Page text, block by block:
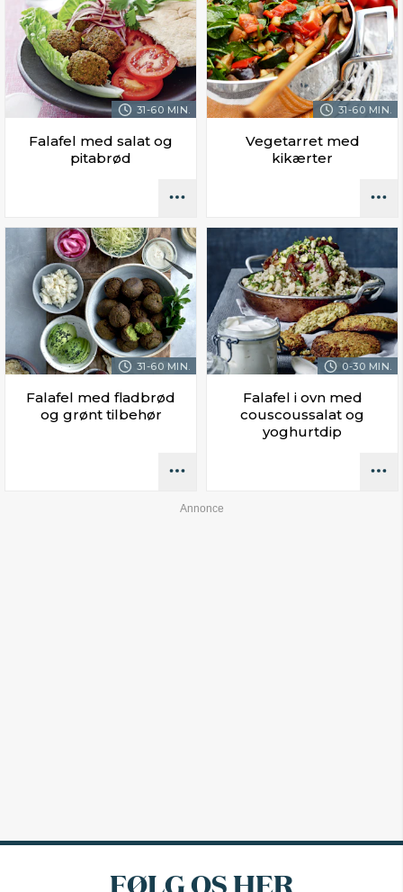
31-60 MIN.
Falafel med salat og
pitabrød
31-60 MIN.
Vegetarret med
kikærter
31-60 MIN.
Falafel med fladbrød
og grønt tilbehør
0-30 MIN.
Falafel i ovn med
couscoussalat og
yoghurtdip
FØLG OS HER